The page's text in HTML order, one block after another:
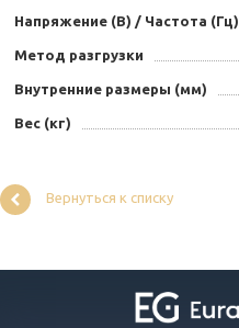
Напряжение (В) / Частота (Гц)
Метод разгрузки
Внутренние размеры (мм)
Вес (кг)
Вернуться к списку